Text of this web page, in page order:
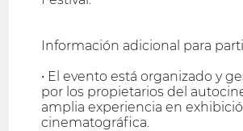
Información adicional para
• El evento está organizado y
por los propietarios del
amplia experiencia en
cinematográfica.